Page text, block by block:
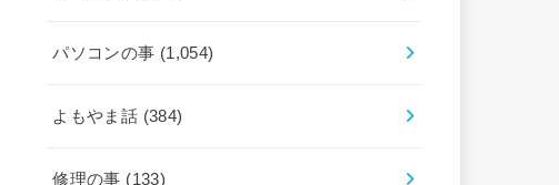
パソコンの事 (1,054)
よもやま話 (384)
修理の事 (133)